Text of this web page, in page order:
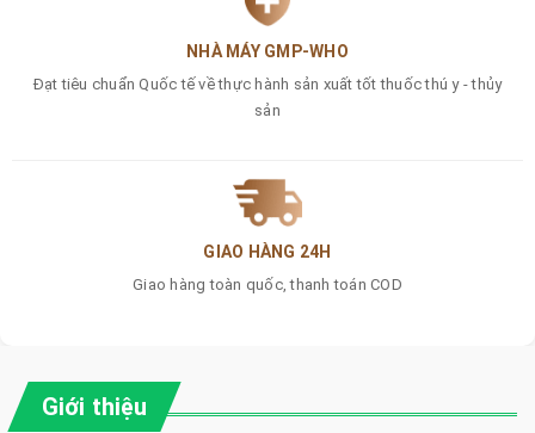
NHÀ MÁY GMP-WHO
Đạt tiêu chuẩn Quốc tế về thực hành sản xuất tốt thuốc thú y - thủy
sản
GIAO HÀNG 24H
Giao hàng toàn quốc, thanh toán COD
Giới thiệu